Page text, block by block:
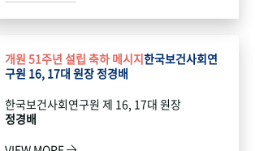
개원 51주년 설립 축하 메시지한국보건사회연
구원 16, 17대 원장 정경배
한국보건사회연구원 제 16, 17대 원장
정경배